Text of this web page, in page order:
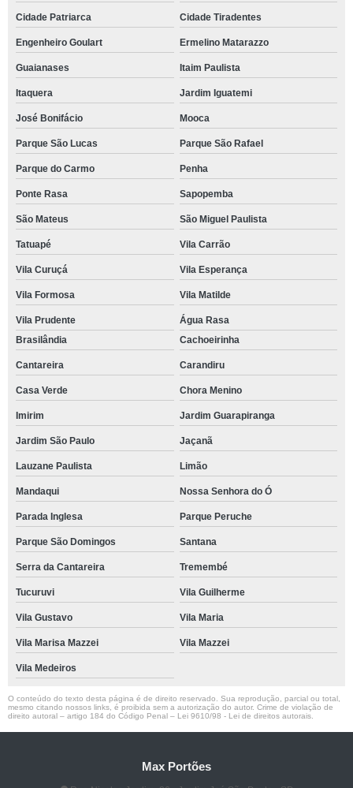
Cidade Patriarca Cidade Tiradentes
Engenheiro Goulart Ermelino Matarazzo
Guaianases Itaim Paulista
Itaquera Jardim Iguatemi
José Bonifácio Mooca
Parque São Lucas Parque São Rafael
Parque do Carmo Penha
Ponte Rasa Sapopemba
São Mateus São Miguel Paulista
Tatuapé Vila Carrão
Vila Curuçá Vila Esperança
Vila Formosa Vila Matilde
Vila Prudente
Água Rasa
Brasilândia
Cachoeirinha
Cantareira Carandiru
Casa Verde Chora Menino
Imirim Jardim Guarapiranga
Jardim São Paulo Jaçanã
Lauzane Paulista Limão
Mandaqui Nossa Senhora do Ó
Parada Inglesa Parque Peruche
Parque São Domingos Santana
Serra da Cantareira Tremembé
Tucuruvi Vila Guilherme
Vila Gustavo Vila Maria
Vila Marisa Mazzei Vila Mazzei
Vila Medeiros
O conteúdo do texto desta página é de direito reservado. Sua reprodução, parcial ou total,
mesmo citando nossos links, é proibida sem a autorização do autor. Crime de violação de
direito autoral – artigo 184 do Código Penal – Lei 9610/98 - Lei de direitos autorais
Max Portões